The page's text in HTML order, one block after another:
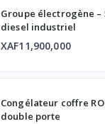
Groupe électrogène –
diesel industriel
XAF11,900,000
Congélateur coffre
double porte